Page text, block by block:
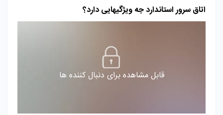
اتاق سرور استاندارد جه ویژگیهایی دارد؟
قابل مشاهده برای دنبال کننده ها